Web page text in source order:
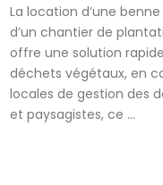
La location d’une
d’un chantier de
offre une solution
déchets végétaux, en
locales de gestion des
et paysagistes, ce ...